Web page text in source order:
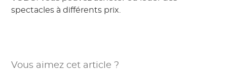
spectacles à différents prix.
Vous aimez cet article ?